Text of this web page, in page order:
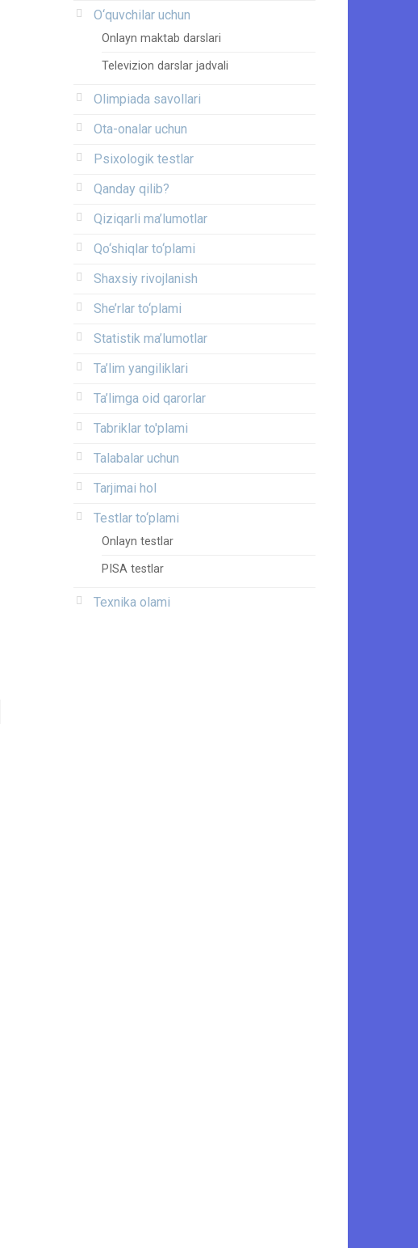
O‘quvchilar uchun
Onlayn maktab darslari
Televizion darslar jadvali
Olimpiada savollari
Ota-onalar uchun
Psixologik testlar
Qanday qilib?
Qiziqarli ma’lumotlar
Qo‘shiqlar to‘plami
Shaxsiy rivojlanish
She’rlar to‘plami
Statistik ma’lumotlar
Ta’lim yangiliklari
Ta’limga oid qarorlar
Tabriklar to'plami
Talabalar uchun
Tarjimai hol
Testlar to‘plami
Onlayn testlar
PISA testlar
Texnika olami